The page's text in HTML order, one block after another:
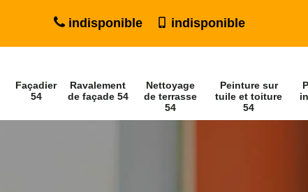
indisponible indisponible
Façadier
54
Ravalement
de façade 54
Nettoyage
de terrasse
54
Peinture sur
tuile et toiture
54